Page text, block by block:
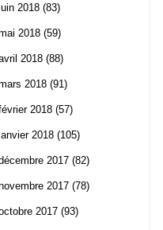
2018 (83)
2018 (59)
2018 (88)
2018 (91)
2018 (57)
2018 (105)
2017 (82)
2017 (78)
2017 (93)